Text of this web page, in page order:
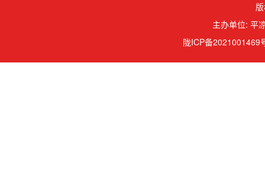
主办单位: 平
陇ICP备2021001469